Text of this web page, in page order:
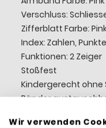
Verschluss:
Zifferblatt Farbe:
Index: Zahlen, Punkte
Funktionen: 2 Zeiger
Stoßfest
Kindergerecht
Bänder
Artikel: FBNP195,
Wir verwenden